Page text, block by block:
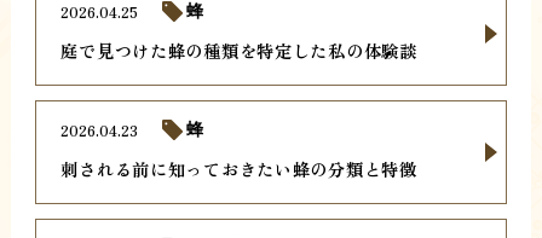
庭で見つけた蜂の種類を特定した私の体験談
2026.04.25 蜂
刺される前に知っておきたい蜂の分類と特徴
2026.04.23 蜂